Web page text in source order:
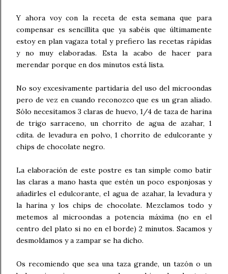
Y ahora voy con la receta de esta semana que para
compensar es sencillita que ya sabéis que últimamente
estoy en plan vagaza total y prefiero las recetas rápidas
y no muy elaboradas. Esta la acabo de hacer para
merendar porque en dos minutos está lista.
No soy excesivamente partidaria del uso del microondas
pero de vez en cuando reconozco que es un gran aliado.
Sólo necesitamos 3 claras de huevo, 1/4 de taza de harina
de trigo sarraceno, un chorrito de agua de azahar, 1
cdita. de levadura en polvo, 1 chorrito de edulcorante y
chips de chocolate negro.
La elaboración de este postre es tan simple como batir
las claras a mano hasta que estén un poco esponjosas y
añadirles el edulcorante, el agua de azahar, la levadura y
la harina y los chips de chocolate. Mezclamos todo y
metemos al microondas a potencia máxima (no en el
centro del plato si no en el borde) 2 minutos. Sacamos y
desmoldamos y a zampar se ha dicho.
Os recomiendo que sea una taza grande, un tazón o un